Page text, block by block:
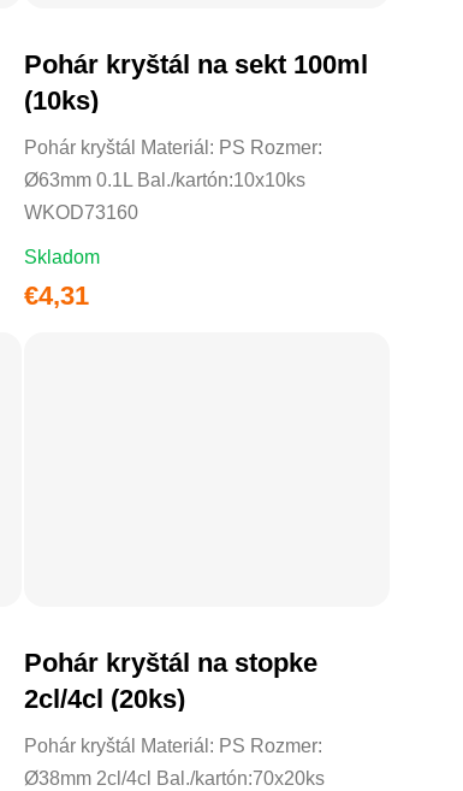
Pohár kryštál na sekt 100ml
(10ks)
Pohár kryštál Materiál: PS Rozmer:
Ø63mm 0.1L Bal./kartón:10x10ks
WKOD73160
Skladom
€4,31
Pohár kryštál na stopke
2cl/4cl (20ks)
Pohár kryštál Materiál: PS Rozmer:
Ø38mm 2cl/4cl Bal./kartón:70x20ks
DO KOŠÍKA